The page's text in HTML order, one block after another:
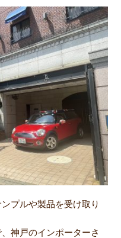
プルや製品を受け取り
神戸のインポーターさ